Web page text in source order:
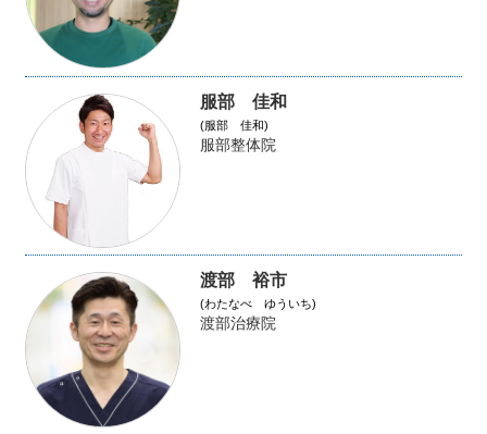
服部 佳和
(服部 佳和)
服部整体院
渡部 裕市
(わたなべ ゆういち)
渡部治療院